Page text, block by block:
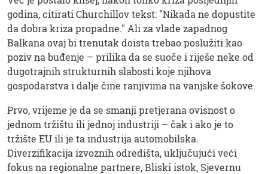
godina, citirati Churchillov tekst: "Nikada ne dopustite
da dobra kriza propadne." Ali za vlade zapadnog
Balkana ovaj bi trenutak doista trebao poslužiti kao
poziv na buđenje – prilika da se suoče i riješe neke od
dugotrajnih strukturnih slabosti koje njihova
gospodarstva i dalje čine ranjivima na vanjske šokove.
Prvo, vrijeme je da se smanji pretjerana ovisnost o
jednom tržištu ili jednoj industriji – čak i ako je to
tržište EU ili je ta industrija automobilska.
Diverzifikacija izvoznih odredišta, uključujući veći
fokus na regionalne partnere, Bliski istok, Sjevernu